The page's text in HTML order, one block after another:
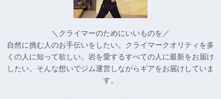
＼クライマーのためにいいものを／
自然に挑む人のお手伝いをしたい。クライマークオリティを多
くの人に知って欲しい。岩を愛するすべての人に最新をお届け
したい。そんな想いでジム運営しながらギアをお届けしていま
す。